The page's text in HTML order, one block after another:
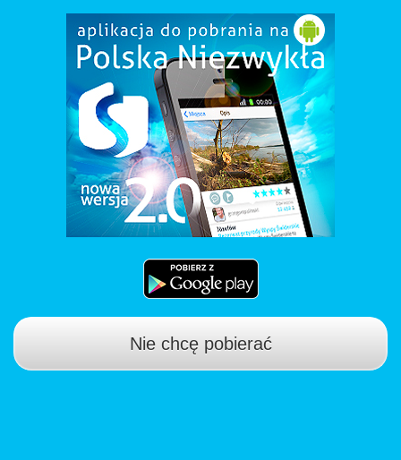
Nie chcę pobierać